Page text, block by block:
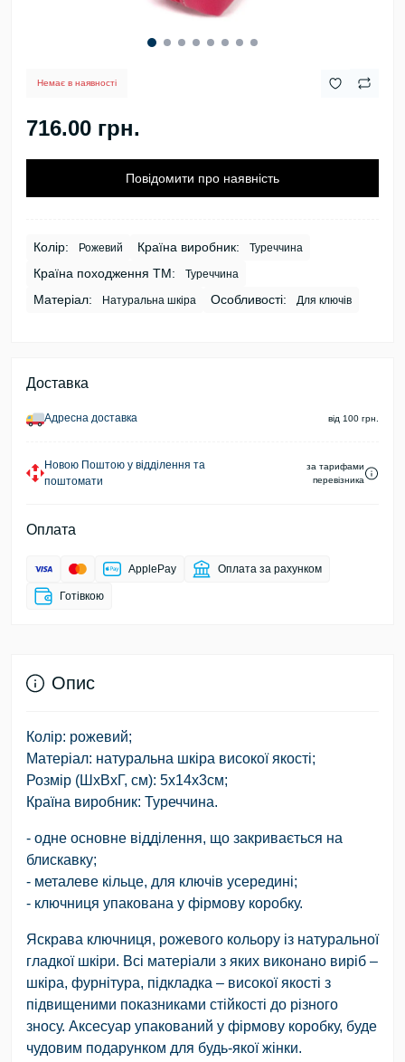
Немає в наявності
716.00 грн.
Повідомити про наявність
Колір: Рожевий Країна виробник: Туреччина
Країна походження ТМ: Туреччина
Матеріал: Натуральна шкіра Особливості: Для ключів
Доставка
Адресна доставка від 100 грн.
Новою Поштою у відділення та
поштомати
за тарифами
перевізника
Оплата
ApplePay Оплата за рахунком
Готівкою
Опис
Колір: рожевий;
Матеріал: натуральна шкіра високої якості;
Розмір (ШхВхГ, см): 5х14х3см;
Країна виробник: Туреччина.
- одне основне відділення, що закривається на
блискавку;
- металеве кільце, для ключів усередині;
- ключниця упакована у фірмову коробку.
Яскрава ключниця, рожевого кольору із натуральної
гладкої шкіри. Всі матеріали з яких виконано виріб –
шкіра, фурнітура, підкладка – високої якості з
підвищеними показниками стійкості до різного
зносу. Аксесуар упакований у фірмову коробку, буде
чудовим подарунком для будь-якої жінки.